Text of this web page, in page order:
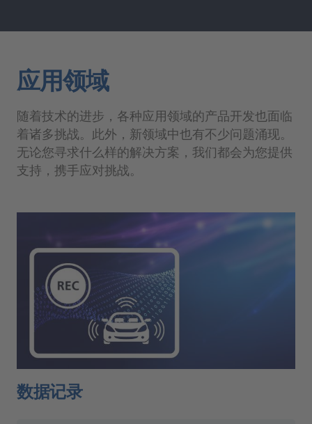
应用领域
随着技术的进步，各种应用领域的产品开发也面临
着诸多挑战。此外，新领域中也有不少问题涌现。
无论您寻求什么样的解决方案，我们都会为您提供
支持，携手应对挑战。
数据记录